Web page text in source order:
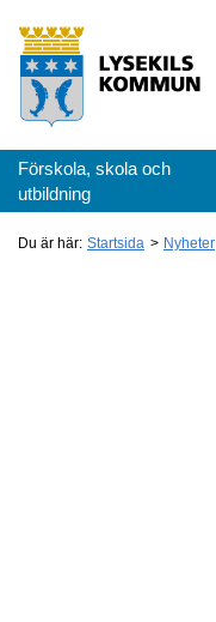
Förskola, skola och
utbildning
Du är här: Startsida Nyheter